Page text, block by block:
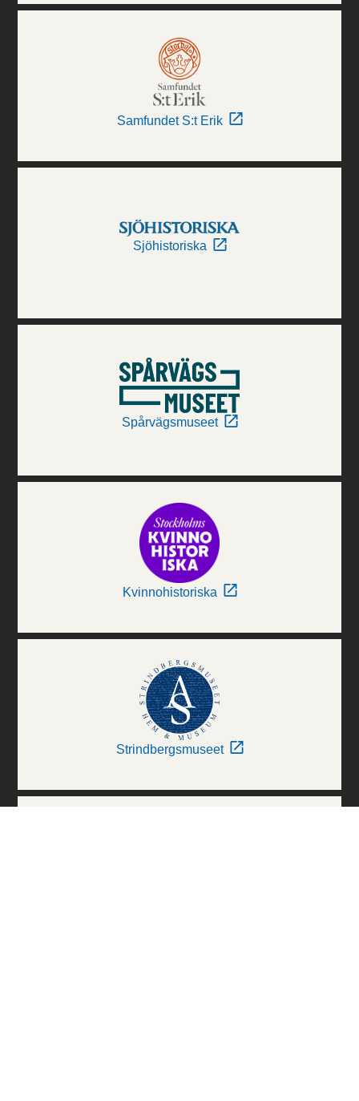
Samfundet S:t Erik
Sjöhistoriska
Spårvägsmuseet
Kvinnohistoriska
Strindbergsmuseet